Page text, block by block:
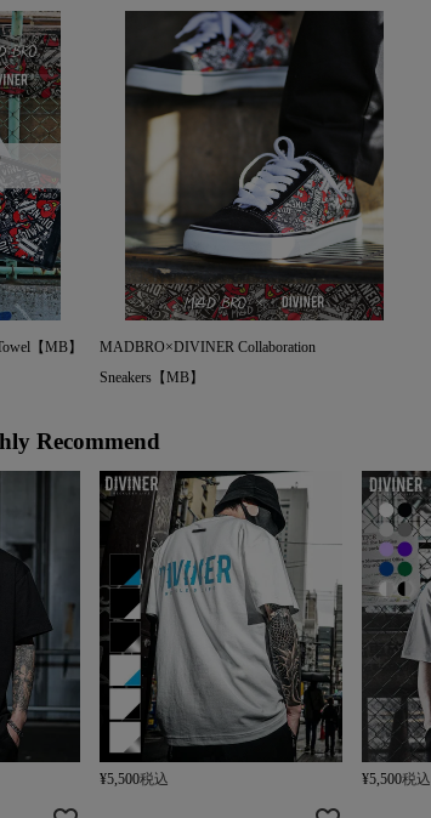
【MB】
MADBRO×DIVINER Collaboration
Sneakers【MB】
Recommend
¥5,500税込 ¥5,500税込